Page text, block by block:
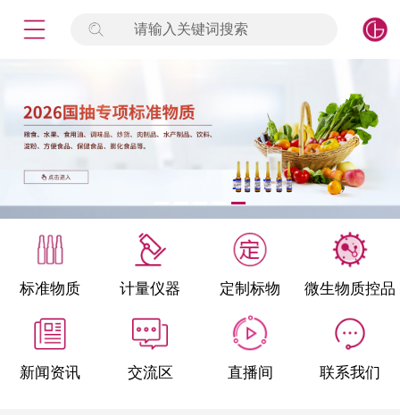
请输入关键词搜索
标准物质 计量仪器 定制标物 微生物质控品
新闻资讯 交流区 直播间 联系我们
标准物质
产品专项
微生物检测/质控品
定制标物
定制仪器